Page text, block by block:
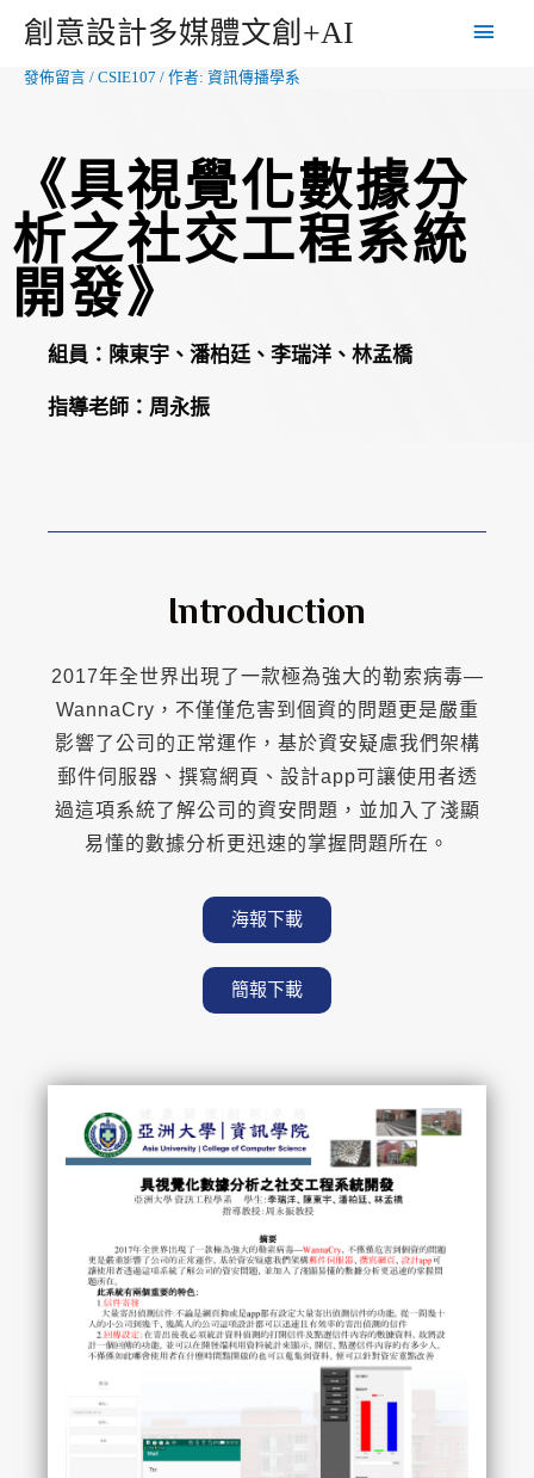
創意設計多媒體文創+AI
發佈留言 / CSIE107 / 作者: 資訊傳播學系
《具視覺化數據分
析之社交工程系統
開發》
組員： 陳東宇、潘柏廷、李瑞洋、林孟橋
指導老師： 周永振
Introduction
2017年全世界出現了一款極為強大的勒索病毒—
WannaCry，不僅僅危害到個資的問題更是嚴重
影響了公司的正常運作，基於資安疑慮我們架構
郵件伺服器、撰寫網頁、設計app可讓使用者透
過這項系統了解公司的資安問題，並加入了淺顯
易懂的數據分析更迅速的掌握問題所在。
海報下載
簡報下載